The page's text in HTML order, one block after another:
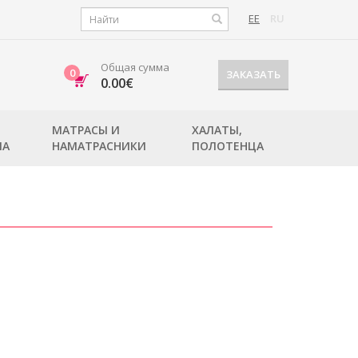
EE RU
0 Общая сумма
0.00€ ЗАКАЗАТЬ
МАТРАСЫ И
НАМАТРАСНИКИ
ХАЛАТЫ,
ПОЛОТЕНЦА